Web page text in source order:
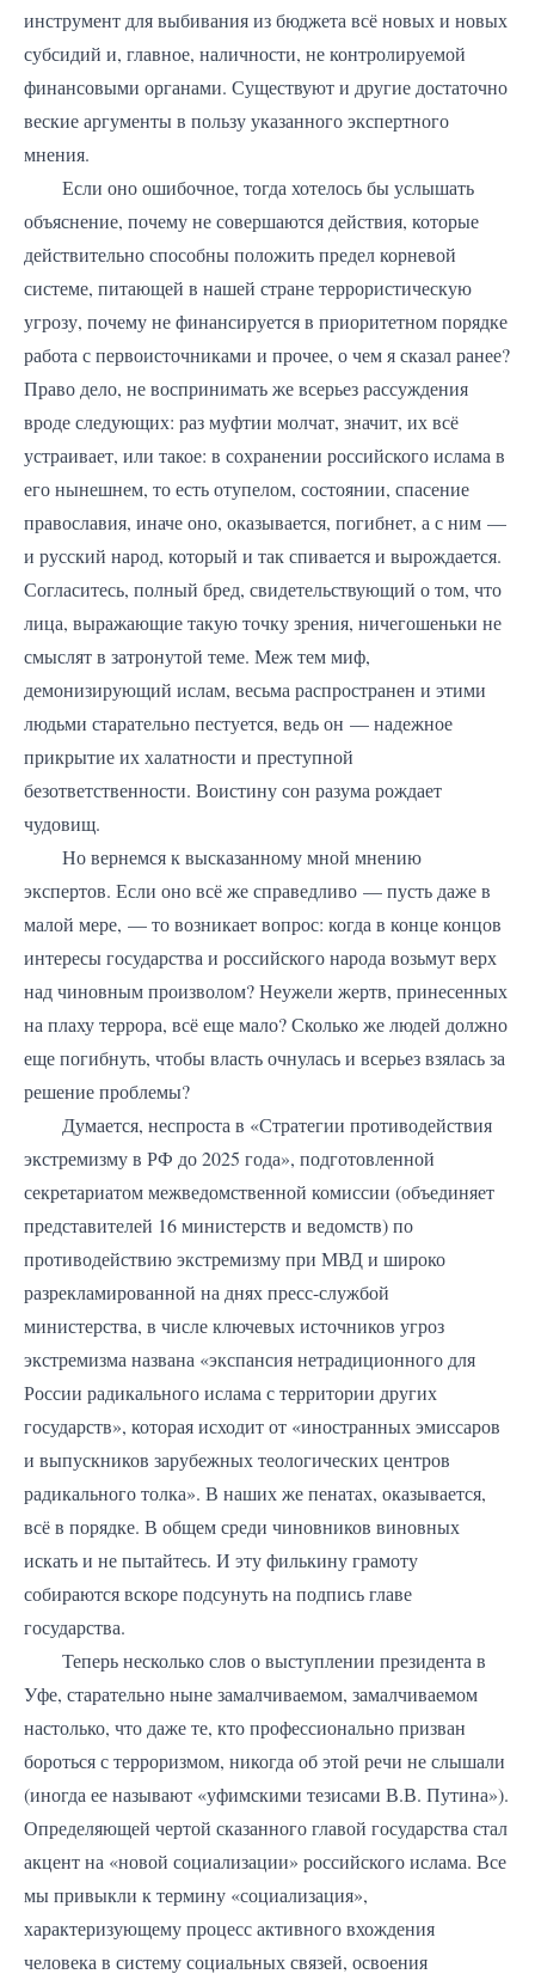
инструмент для выбивания из бюджета всё новых и новых
субсидий и, главное, наличности, не контролируемой
финансовыми органами. Существуют и другие достаточно
веские аргументы в пользу указанного экспертного
мнения.
Если оно ошибочное, тогда хотелось бы услышать
объяснение, почему не совершаются действия, которые
действительно способны положить предел корневой
системе, питающей в нашей стране террористическую
угрозу, почему не финансируется в приоритетном порядке
работа с первоисточниками и прочее, о чем я сказал ранее?
Право дело, не воспринимать же всерьез рассуждения
вроде следующих: раз муфтии молчат, значит, их всё
устраивает, или такое: в сохранении российского ислама в
его нынешнем, то есть отупелом, состоянии, спасение
православия, иначе оно, оказывается, погибнет, а с ним —
и русский народ, который и так спивается и вырождается.
Согласитесь, полный бред, свидетельствующий о том, что
лица, выражающие такую точку зрения, ничегошеньки не
смыслят в затронутой теме. Меж тем миф,
демонизирующий ислам, весьма распространен и этими
людьми старательно пестуется, ведь он — надежное
прикрытие их халатности и преступной
безответственности. Воистину сон разума рождает
чудовищ.
Но вернемся к высказанному мной мнению
экспертов. Если оно всё же справедливо — пусть даже в
малой мере, — то возникает вопрос: когда в конце концов
интересы государства и российского народа возьмут верх
над чиновным произволом? Неужели жертв, принесенных
на плаху террора, всё еще мало? Сколько же людей должно
еще погибнуть, чтобы власть очнулась и всерьез взялась за
решение проблемы?
Думается, неспроста в «Стратегии противодействия
экстремизму в РФ до 2025 года», подготовленной
секретариатом межведомственной комиссии (объединяет
представителей 16 министерств и ведомств) по
противодействию экстремизму при МВД и широко
разрекламированной на днях пресс-службой
министерства, в числе ключевых источников угроз
экстремизма названа «экспансия нетрадиционного для
России радикального ислама с территории других
государств», которая исходит от «иностранных эмиссаров
и выпускников зарубежных теологических центров
радикального толка». В наших же пенатах, оказывается,
всё в порядке. В общем среди чиновников виновных
искать и не пытайтесь. И эту филькину грамоту
собираются вскоре подсунуть на подпись главе
государства.
Теперь несколько слов о выступлении президента в
Уфе, старательно ныне замалчиваемом, замалчиваемом
настолько, что даже те, кто профессионально призван
бороться с терроризмом, никогда об этой речи не слышали
(иногда ее называют «уфимскими тезисами В.В. Путина»).
Определяющей чертой сказанного главой государства стал
акцент на «новой социализации» российского ислама. Все
мы привыкли к термину «социализация»,
характеризующему процесс активного вхождения
человека в систему социальных связей, освоения